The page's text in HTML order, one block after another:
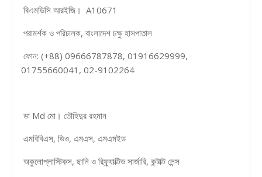
বিএমডিসি আরইজি। A10671
পরামর্শক ও পরিচালক, বাংলাদেশ চক্ষু হাসপাতাল
ফোন: (+88) 09666787878, 01916629999,
01755660041, 02-9102264
ডা Md মো। তৌহিদুর রহমান
এমবিবিএস, ডিও, এমএস, এমএমইড
অকুলোপ্লাস্টিকস, ছানি ও রিফ্র্যাক্টিভ সার্জারি, কন্টাক্ট লেন্স